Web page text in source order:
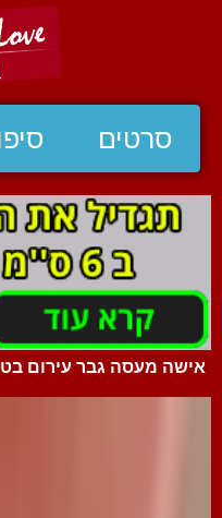
סרטים
אישה מעסה גבר עירום